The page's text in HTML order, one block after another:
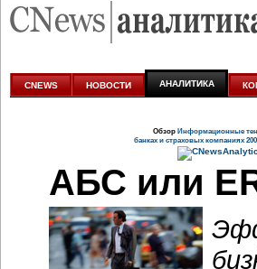
аналитике
CNEWS НОВОСТИ АНАЛИТИКА
Обзор Информационные
банках и страховых компаниях
АБС или